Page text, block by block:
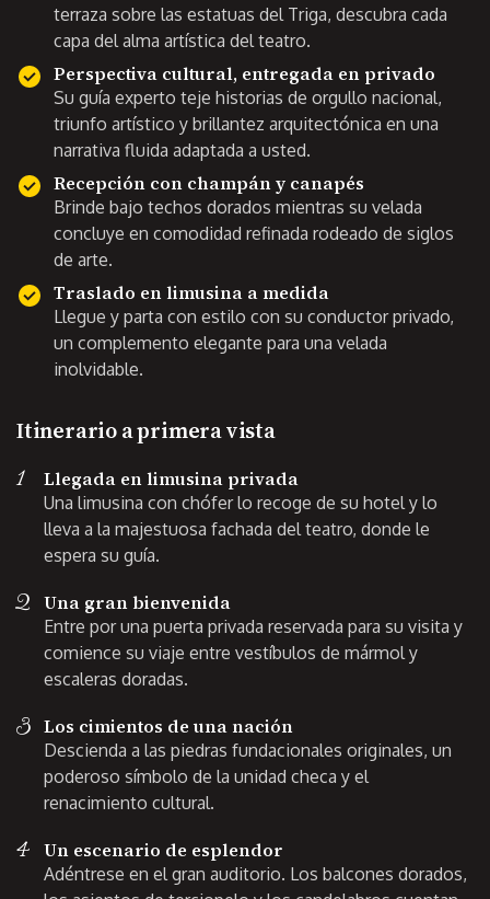
terraza sobre las estatuas del Triga, descubra cada
capa del alma artística del teatro.
Perspectiva cultural, entregada en privado
Su guía experto teje historias de orgullo nacional,
triunfo artístico y brillantez arquitectónica en una
narrativa fluida adaptada a usted.
Recepción con champán y canapés
Brinde bajo techos dorados mientras su velada
concluye en comodidad refinada rodeado de siglos
de arte.
Traslado en limusina a medida
Llegue y parta con estilo con su conductor privado,
un complemento elegante para una velada
inolvidable.
Itinerario a primera vista
1 Llegada en limusina privada
Una limusina con chófer lo recoge de su hotel y lo
lleva a la majestuosa fachada del teatro, donde le
espera su guía.
2 Una gran bienvenida
Entre por una puerta privada reservada para su visita y
comience su viaje entre vestíbulos de mármol y
escaleras doradas.
3 Los cimientos de una nación
Descienda a las piedras fundacionales originales, un
poderoso símbolo de la unidad checa y el
renacimiento cultural.
4 Un escenario de esplendor
Adéntrese en el gran auditorio. Los balcones dorados,